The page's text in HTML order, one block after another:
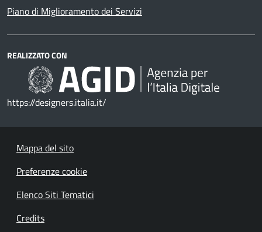
Piano di Miglioramento dei Servizi
REALIZZATO CON
https://designers.italia.it/
Mappa del sito
Preferenze cookie
Elenco Siti Tematici
Credits